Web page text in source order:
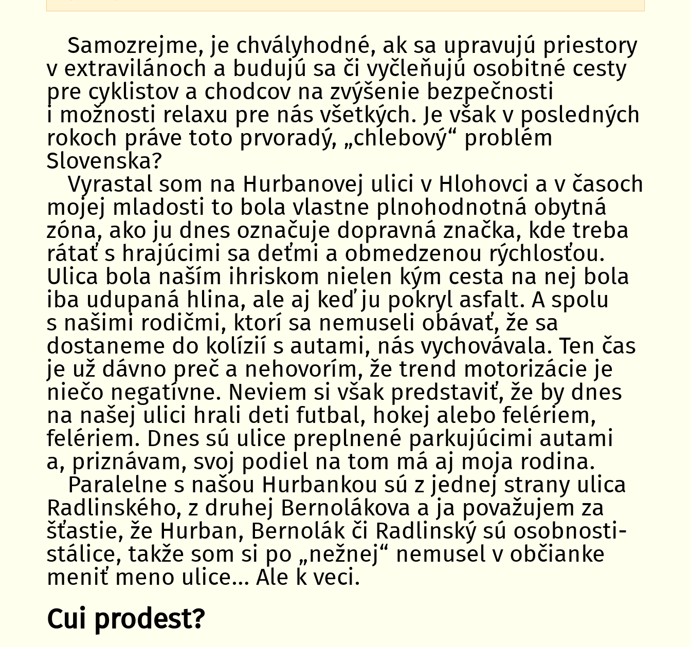
Samozrejme, je chvályhodné, ak sa upravujú priestory
v extravilánoch a budujú sa či vyčleňujú osobitné cesty
pre cyklistov a chodcov na zvýšenie bezpečnosti
i možnosti relaxu pre nás všetkých. Je však v posledných
rokoch práve toto prvoradý, „chlebový“ problém
Slovenska?
Vyrastal som na Hurbanovej ulici v Hlohovci a v časoch
mojej mladosti to bola vlastne plnohodnotná obytná
zóna, ako ju dnes označuje dopravná značka, kde treba
rátať s hrajúcimi sa deťmi a obmedzenou rýchlosťou.
Ulica bola naším ihriskom nielen kým cesta na nej bola
iba udupaná hlina, ale aj keď ju pokryl asfalt. A spolu
s našimi rodičmi, ktorí sa nemuseli obávať, že sa
dostaneme do kolízií s autami, nás vychovávala. Ten čas
je už dávno preč a nehovorím, že trend motorizácie je
niečo negatívne. Neviem si však predstaviť, že by dnes
na našej ulici hrali deti futbal, hokej alebo felériem,
felériem. Dnes sú ulice preplnené parkujúcimi autami
a, priznávam, svoj podiel na tom má aj moja rodina.
Paralelne s našou Hurbankou sú z jednej strany ulica
Radlinského, z druhej Bernolákova a ja považujem za
šťastie, že Hurban, Bernolák či Radlinský sú osobnosti-
stálice, takže som si po „nežnej“ nemusel v občianke
meniť meno ulice… Ale k veci.
Cui prodest?